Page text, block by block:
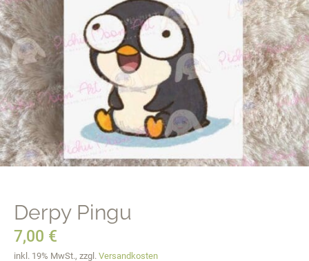
Derpy Pingu
7,00 €
inkl. 19% MwSt., zzgl. Versandkosten